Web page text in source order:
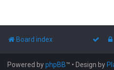
Board index
Powered byphpBB™ • Design by